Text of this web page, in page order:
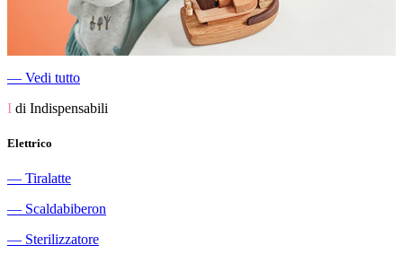
― Vedi tutto
I di Indispensabili
Elettrico
― Tiralatte
― Scaldabiberon
― Sterilizzatore